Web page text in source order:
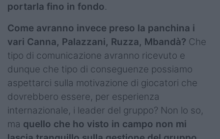
portarla fino in fondo.
Come avranno invece preso la panchina i
vari Canna, Palazzani, Ruzza, Mbandà? Che
tipo di comunicazione avranno ricevuto e
dunque che tipo di conseguenze possiamo
aspettarci sulla motivazione di giocatori che
dovrebbero essere, per esperienza
internazionale, i leader del gruppo? Non lo so,
ma quello che ho visto in campo non mi